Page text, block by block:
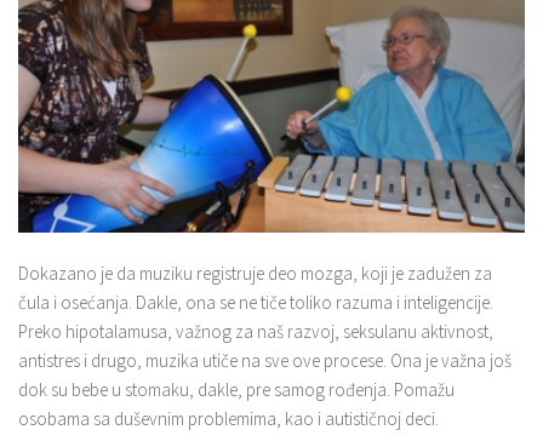
Dokazano je da muziku registruje deo mozga, koji je zadužen za
čula i osećanja. Dakle, ona se ne tiče toliko razuma i inteligencije.
Preko hipotalamusa, važnog za naš razvoj, seksulanu aktivnost,
antistres i drugo, muzika utiče na sve ove procese. Ona je važna još
dok su bebe u stomaku, dakle, pre samog rođenja. Pomažu
osobama sa duševnim problemima, kao i autističnoj deci.